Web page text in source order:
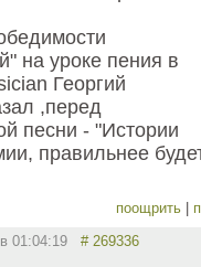
на уроке пения в
Георгий
,перед
песни - "Истории
правильнее
поощрить
01:04:19 # 269336